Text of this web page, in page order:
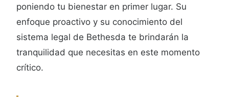
poniendo tu bienestar en primer lugar. Su
enfoque proactivo y su conocimiento del
sistema legal de Bethesda te brindarán la
tranquilidad que necesitas en este momento
crítico.